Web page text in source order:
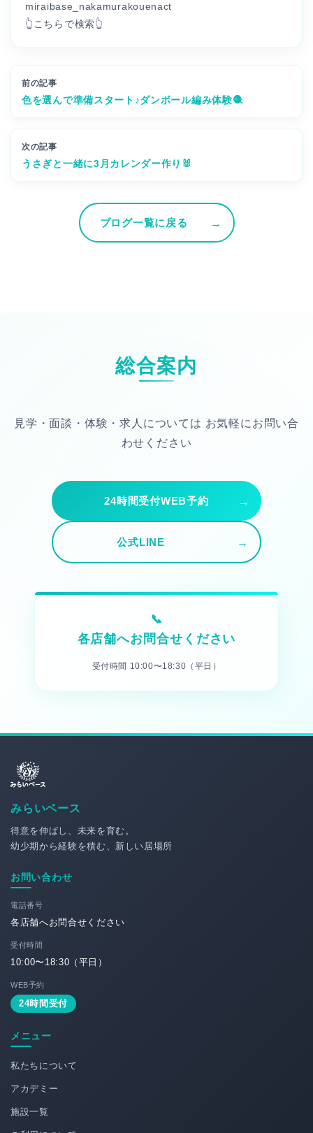
miraibase_nakamurakouenact
👆こちらで検索👆
前の記事
色を選んで準備スタート♪ダンボール編み体験🧶
次の記事
うさぎと一緒に3月カレンダー作り🐰
ブログ一覧に戻る
総合案内
見学・面談・体験・求人については お気軽にお問い合
わせください
24時間受付WEB予約
公式LINE
各店舗へお問合せください
受付時間 10:00〜18:30（平日）
みらいベース
得意を伸ばし、未来を育む。
幼少期から経験を積む、新しい居場所
お問い合わせ
電話番号
各店舗へお問合せください
受付時間
10:00〜18:30（平日）
WEB予約
24時間受付
メニュー
私たちについて
アカデミー
施設一覧